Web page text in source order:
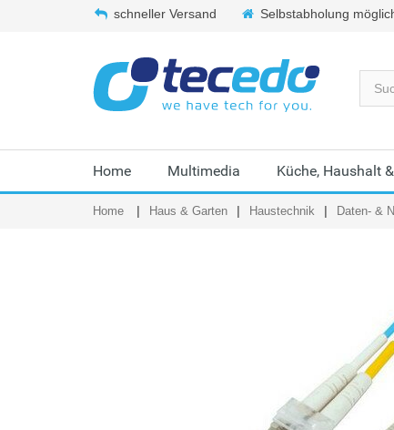
schneller Versand Selbstabholung
Home Multimedia Küche, Haushalt
Home Haus & Garten Haustechnik Daten- &